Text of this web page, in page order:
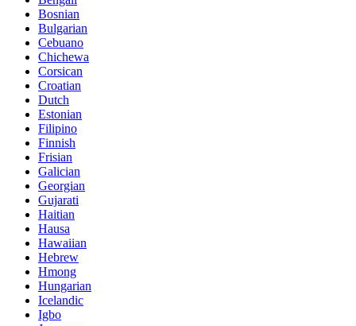
Bosnian
Bulgarian
Cebuano
Chichewa
Corsican
Croatian
Dutch
Estonian
Filipino
Finnish
Frisian
Galician
Georgian
Gujarati
Haitian
Hausa
Hawaiian
Hebrew
Hmong
Hungarian
Icelandic
Igbo